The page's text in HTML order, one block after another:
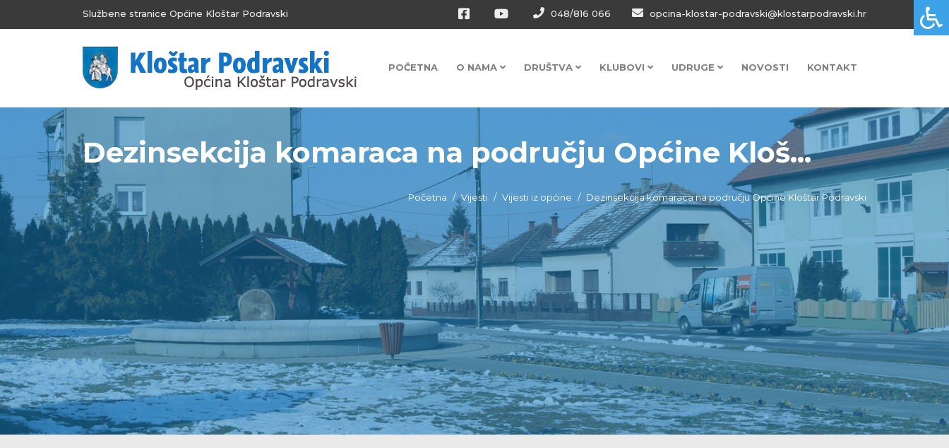
Službene stranice Općine Kloštar Podravski 048/816 066 opcina-klostar-podravski@klostarpodravski.hr
POČETNA O NAMA DRUŠTVA KLUBOVI UDRUGE NOVOSTI KONTAKT
Dezinsekcija komaraca na području Općine Kloš...
Početna Vijesti Vijesti iz općine Dezinsekcija komaraca na području Općine Kloštar Podravski